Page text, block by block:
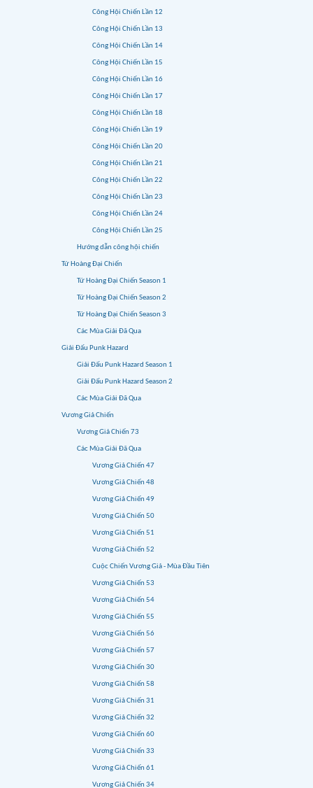
Công Hội Chiến Lần 12
Công Hội Chiến Lần 13
Công Hội Chiến Lần 14
Công Hội Chiến Lần 15
Công Hội Chiến Lần 16
Công Hội Chiến Lần 17
Công Hội Chiến Lần 18
Công Hội Chiến Lần 19
Công Hội Chiến Lần 20
Công Hội Chiến Lần 21
Công Hội Chiến Lần 22
Công Hội Chiến Lần 23
Công Hội Chiến Lần 24
Công Hội Chiến Lần 25
Hướng dẫn công hội chiến
Tứ Hoàng Đại Chiến
Tứ Hoàng Đại Chiến Season 1
Tứ Hoàng Đại Chiến Season 2
Tứ Hoàng Đại Chiến Season 3
Các Mùa Giải Đã Qua
Giải Đấu Punk Hazard
Giải Đấu Punk Hazard Season 1
Giải Đấu Punk Hazard Season 2
Các Mùa Giải Đã Qua
Vương Giả Chiến
Vương Giả Chiến 73
Các Mùa Giải Đã Qua
Vương Giả Chiến 47
Vương Giả Chiến 48
Vương Giả Chiến 49
Vương Giả Chiến 50
Vương Giả Chiến 51
Vương Giả Chiến 52
Cuộc Chiến Vương Giả - Mùa Đầu Tiên
Vương Giả Chiến 53
Vương Giả Chiến 54
Vương Giả Chiến 55
Vương Giả Chiến 56
Vương Giả Chiến 57
Vương Giả Chiến 30
Vương Giả Chiến 58
Vương Giả Chiến 31
Vương Giả Chiến 32
Vương Giả Chiến 60
Vương Giả Chiến 33
Vương Giả Chiến 61
Vương Giả Chiến 34